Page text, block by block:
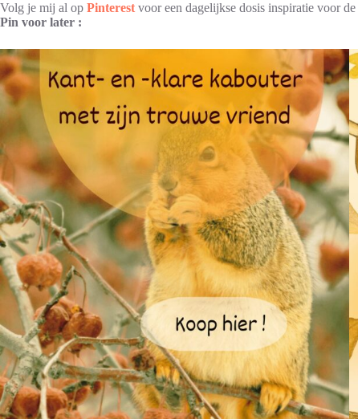
Volg je mij al op Pinterest voor een dagelijkse dosis inspiratie voor de
Pin voor later :